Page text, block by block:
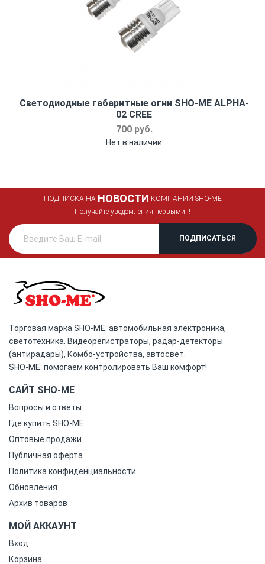
Светодиодные габаритные огни SHO-ME ALPHA-
02 CREE
700 руб.
Нет в наличии
ПОДПИСКА НА НОВОСТИ КОМПАНИИ SHO-ME
Получайте уведомления первыми!!!
Торговая марка SHO-ME: автомобильная электроника,
светотехника. Видеорегистраторы, радар-детекторы
(антирадары), Комбо-устройства, автосвет.
SHO-ME: помогаем контролировать Ваш комфорт!
САЙТ SHO-ME
Вопросы и ответы
Где купить SHO-ME
Оптовые продажи
Публичная оферта
Политика конфиденциальности
Обновления
Архив товаров
МОЙ АККАУНТ
Вход
Корзина